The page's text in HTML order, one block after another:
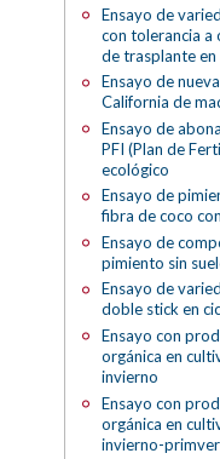
Ensayo de
con tolerancia a
de trasplante en
Ensayo de
California de
Ensayo de
PFI (Plan de
ecológico
Ensayo de
fibra de coco
Ensayo de
pimiento sin
Ensayo de
doble stick en
Ensayo con
orgánica en
invierno
Ensayo con
orgánica en
invierno-